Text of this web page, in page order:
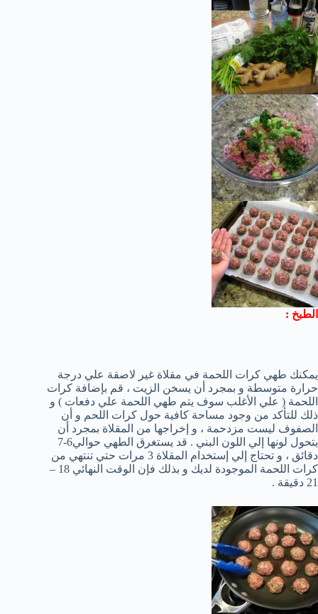
الطبخ :
يمكنك طهي كرات اللحمة في مقلاة غير لاصقة علي درجة
حرارة متوسطة و بمجرد أن يسخن الزيت ، قم بإضافة كرات
اللحمة ( علي الأغلب سوف يتم طهي اللحمة علي دفعات ) و
ذلك للتأكد من وجود مساحة كافية حول كرات اللحم و أن
الصفوف ليست مزدحمة ، و إخراجها من المقلاة بمجرد أن
يتحول لونها إلي اللون البني . قد يستغرق الطهي حوالي6-7
دقائق ، و تحتاج إلي إستخدام المقلاة 3 مرات حتي تنتهي من
كرات اللحمة الموجودة لديك و بذلك فإن الوقت النهائي 18 –
21 دقيقة .